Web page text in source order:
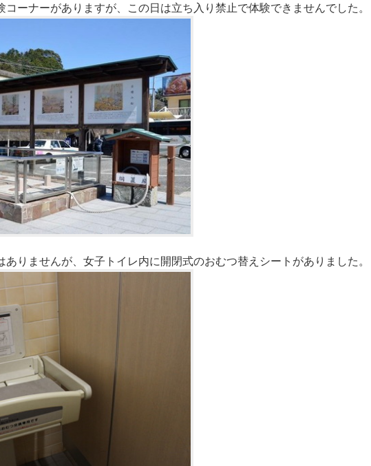
ーナーがありますが、この日は立ち入り禁止で体験できませんでした。
りませんが、女子トイレ内に開閉式のおむつ替えシートがありました。